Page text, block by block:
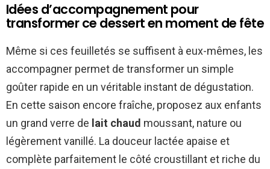
Idées d’accompagnement pour
transformer ce dessert en moment de fête
Même si ces feuilletés se suffisent à eux-mêmes, les
accompagner permet de transformer un simple
goûter rapide en un véritable instant de dégustation.
En cette saison encore fraîche, proposez aux enfants
un grand verre de lait chaud moussant, nature ou
légèrement vanillé. La douceur lactée apaise et
complète parfaitement le côté croustillant et riche du